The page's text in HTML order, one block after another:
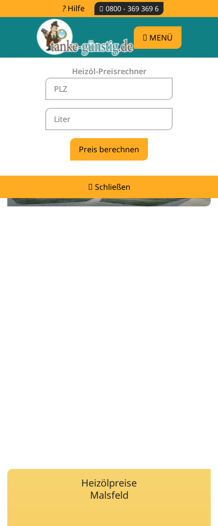
Hilfe 0800 - 369 369 6
MENÜ
Heizöl-Preisrechner
Schließen
Heizölpreise Malsfeld -
vergleichen & günstig tanken
Heizölpreise
Malsfeld